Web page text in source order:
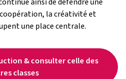
la créativité et
une place centrale.
& consulter celle des
classes